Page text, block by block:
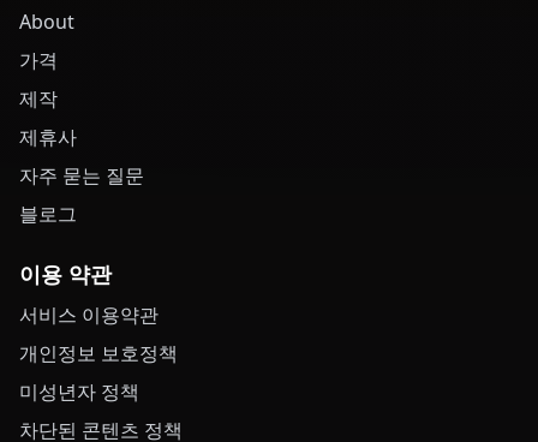
About
가격
제작
제휴사
자주 묻는 질문
블로그
이용 약관
서비스 이용약관
개인정보 보호정책
미성년자 정책
차단된 콘텐츠 정책